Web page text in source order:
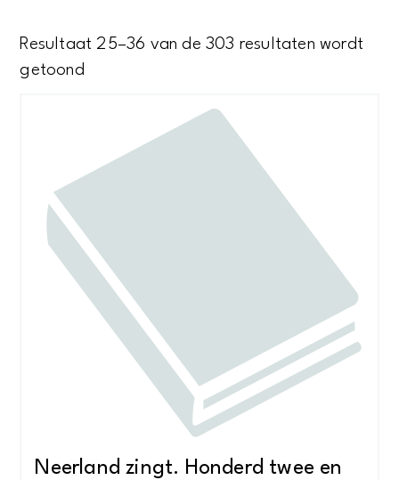
Resultaat 25–36 van de 303 resultaten wordt
getoond
Neerland zingt. Honderd twee en